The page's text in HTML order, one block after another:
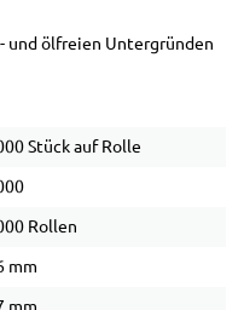
und ölfreien Untergründen
Stück auf Rolle
Rollen
mm